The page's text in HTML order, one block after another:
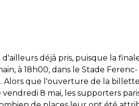
d'ailleurs déjà pris, puisque la
à 18h00, dans le Stade Ferenc-
Alors que l'ouverture de la
8 mai, les supporters